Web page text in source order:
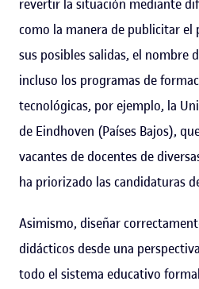
revertir la situación mediante
como la manera de publicitar el
sus posibles salidas, el nombre
incluso los programas de
tecnológicas, por ejemplo, la
de Eindhoven (Países Bajos),
vacantes de docentes de
ha priorizado las candidaturas
Asimismo, diseñar
didácticos desde una
todo el sistema educativo